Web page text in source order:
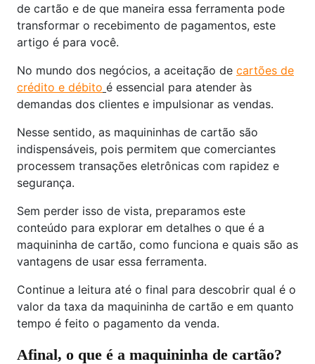
de cartão e de que maneira essa ferramenta pode
transformar o recebimento de pagamentos, este
artigo é para você.
No mundo dos negócios, a aceitação de cartões de
crédito e débito é essencial para atender às
demandas dos clientes e impulsionar as vendas.
Nesse sentido, as maquininhas de cartão são
indispensáveis, pois permitem que comerciantes
processem transações eletrônicas com rapidez e
segurança.
Sem perder isso de vista, preparamos este
conteúdo para explorar em detalhes o que é a
maquininha de cartão, como funciona e quais são as
vantagens de usar essa ferramenta.
Continue a leitura até o final para descobrir qual é o
valor da taxa da maquininha de cartão e em quanto
tempo é feito o pagamento da venda.
Afinal, o que é a maquininha de cartão?